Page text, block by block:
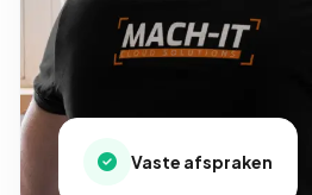
Vaste afspraken